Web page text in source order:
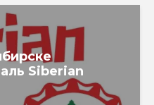
Siberian